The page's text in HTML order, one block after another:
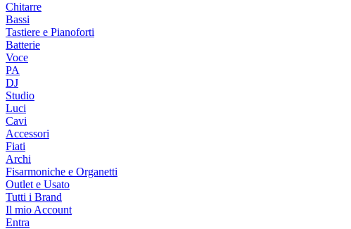
Chitarre
Bassi
Tastiere e Pianoforti
Batterie
Voce
PA
DJ
Studio
Luci
Cavi
Accessori
Fiati
Archi
Fisarmoniche e Organetti
Outlet e Usato
Tutti i Brand
Il mio Account
Entra